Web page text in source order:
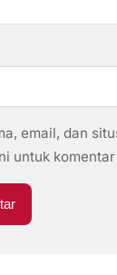
email, dan
untuk